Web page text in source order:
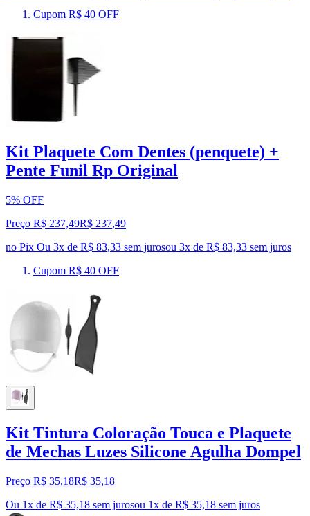
Cupom R$ 40 OFF
Kit Plaquete Com Dentes (penquete) +
Pente Funil Rp Original
5% OFF
Preço R$ 237,49R$ 237,49
no Pix Ou 3x de R$ 83,33 sem jurosou 3x de R$ 83,33 sem juros
Cupom R$ 40 OFF
Kit Tintura Coloração Touca e Plaquete
de Mechas Luzes Silicone Agulha Dompel
Preço R$ 35,18R$ 35,18
Ou 1x de R$ 35,18 sem jurosou 1x de R$ 35,18 sem juros